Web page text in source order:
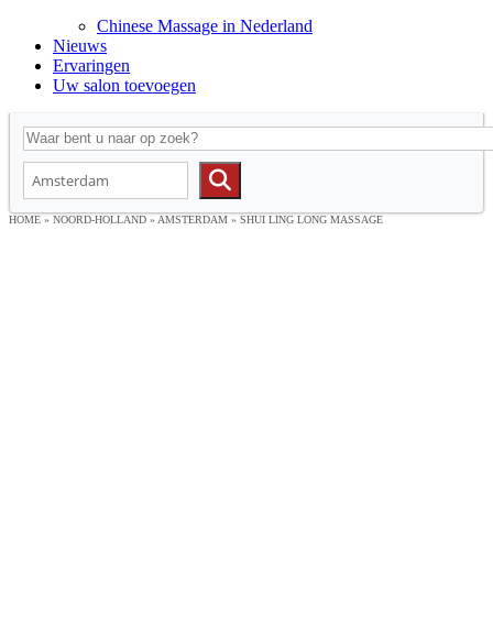
Chinese Massage in Nederland
Nieuws
Ervaringen
Uw salon toevoegen
HOME » NOORD-HOLLAND »AMSTERDAM » SHUI LING LONG MASSAGE